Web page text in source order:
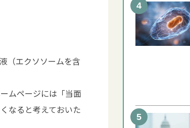
（エクソソームを含
ムページには「当面
なると考えておいた